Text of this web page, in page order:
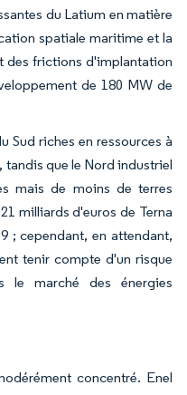
du Latium en matière
spatiale maritime et la
des frictions d'implantation
de 180 MW de
Sud riches en ressources à
que le Nord industriel
mais de moins de terres
milliards d'euros de Terna
; cependant, en attendant,
tenir compte d'un risque
le marché des énergies
concentré. Enel